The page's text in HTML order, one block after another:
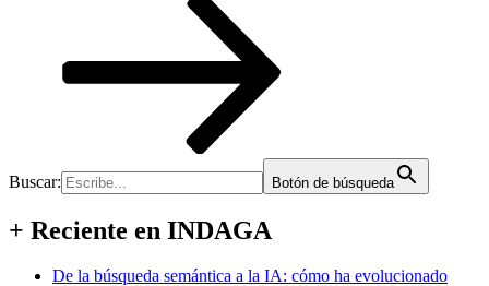
Buscar: Botón de búsqueda
+ Reciente en INDAGA
De la búsqueda semántica a la IA: cómo ha evolucionado